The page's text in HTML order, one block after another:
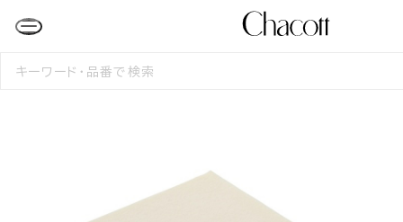
検